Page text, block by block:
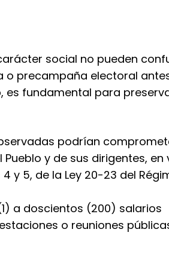
social no pueden
precampaña electoral
es fundamental para
podrían
y de sus dirigentes, en
y 5, de la Ley 20-23 del
a doscientos (200) salarios
o reuniones